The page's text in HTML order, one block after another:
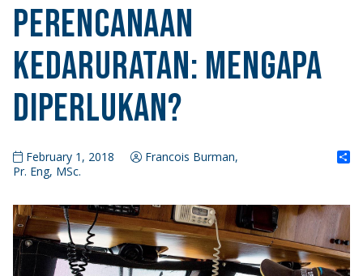
Perencanaan
Kedaruratan: Mengapa
Diperlukan?
February 1, 2018
Francois Burman,
Pr. Eng, MSc.